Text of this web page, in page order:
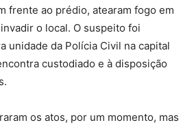
frente ao prédio, atearam fogo em
o local. O suspeito foi
unidade da Polícia Civil na capital
custodiado e à disposição
os atos, por um momento, mas